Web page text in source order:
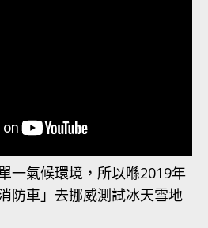
一氣候環境，所以喺2019年
防車」去挪威測試冰天雪地